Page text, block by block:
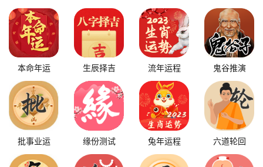
本命年运 生辰择吉 流年运程 鬼谷推演
批事业运 缘份测试 兔年运程 六道轮回